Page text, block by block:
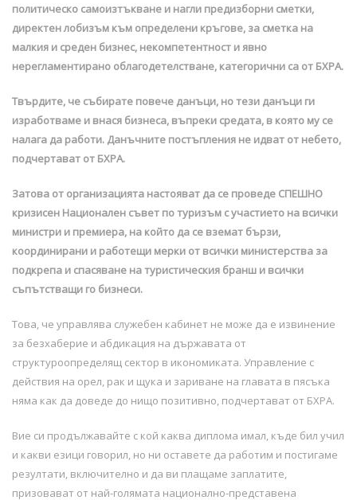
политическо самоизтъкване и нагли предизборни сметки,
директен лобизъм към определени кръгове, за сметка на
малкия и среден бизнес, некомпетентност и явно
нерегламентирано облагодетелстване, категорични са от БХРА.
Твърдите, че събирате повече данъци, но тези данъци ги
изработваме и внася бизнеса, въпреки средата, в която му се
налага да работи. Данъчните постъпления не идват от небето,
подчертават от БХРА.
Затова от организацията настояват да се проведе СПЕШНО
кризисен Национален съвет по туризъм с участието на всички
министри и премиера, на който да се вземат бързи,
координирани и работещи мерки от всички министерства за
подкрепа и спасяване на туристическия бранш и всички
съпътстващи го бизнеси.
Това, че управлява служебен кабинет не може да е извинение
за безхаберие и абдикация на държавата от
структуроопределящ сектор в икономиката. Управление с
действия на орел, рак и щука и зариване на главата в пясъка
няма как да доведе до нищо позитивно, подчертават от БХРА.
Вие си продължавайте с кой каква диплома имал, къде бил учил
и какви езици говорил, но ни оставете да работим и постигаме
резултати, включително и да ви плащаме заплатите,
призовават от най-голямата национално-представена